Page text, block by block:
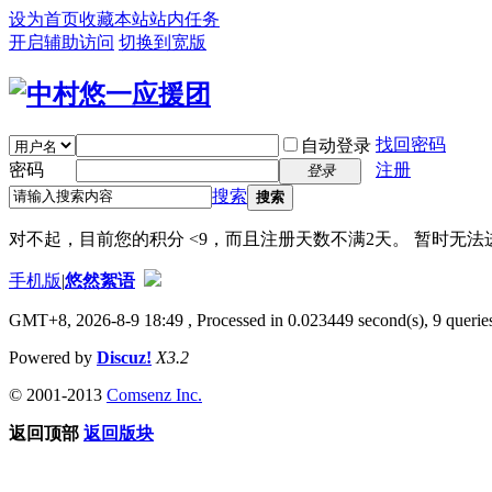
设为首页收藏本站站内任务
开启辅助访问 切换到宽版
自动登录 找回密码
密码
登录
注册
搜索 搜索
对不起，目前您的积分 <9，而且注册天数不满2天。 暂时无法
手机版|悠然絮语
GMT+8, 2026-8-9 18:49 , Processed in 0.023449 second(s), 9
Powered by Discuz! X3.2
© 2001-2013 Comsenz Inc.
返回顶部 返回版块